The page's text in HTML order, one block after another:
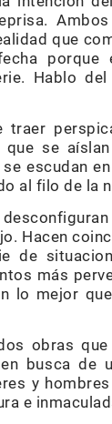
que
Hablo
traer
que se
escudan
al filo de la
Hacen
de
más
lo mejor
obras
busca de
y
e